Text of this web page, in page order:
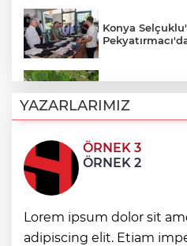
Konya
konforuna
Eskişehir
mahallelere yol
İstanbul
devam ediyor
YAZARLARIMIZ
ÖRNEK 3
ÖRNEK 2
Lorem ipsum dolor sit
adipiscing elit. Etiam